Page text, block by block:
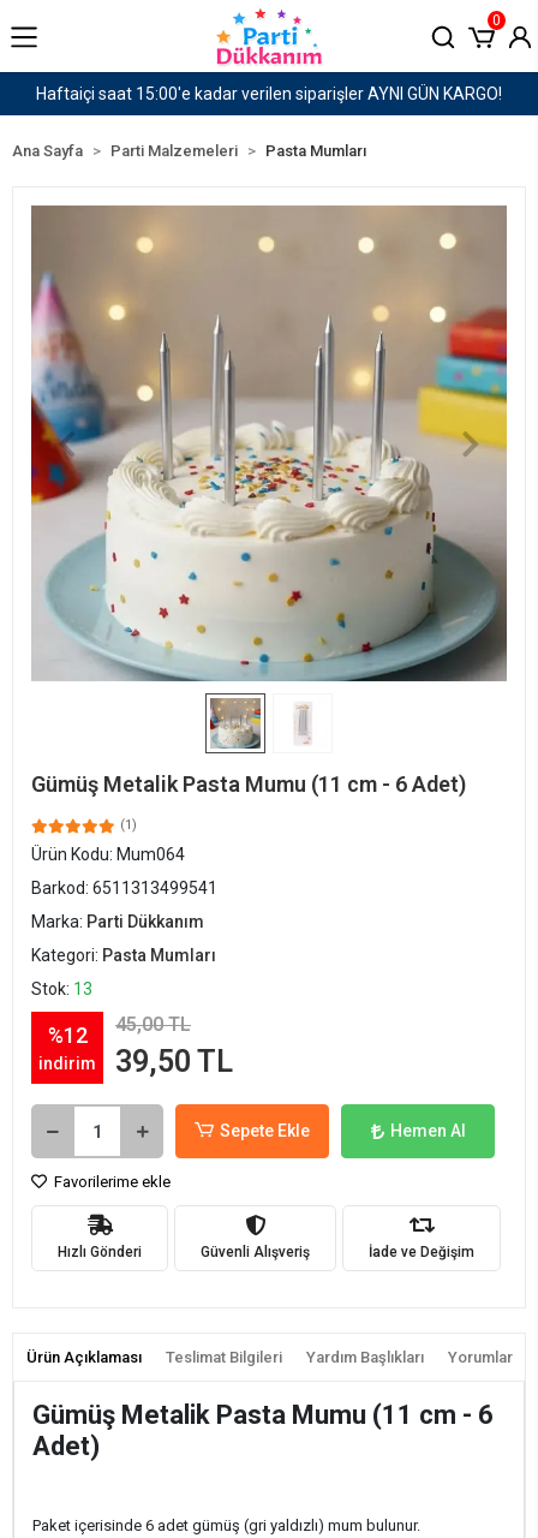
KARGO! 1500 TL ve Üzeri Kargo Ücretsiz!
0
Ana Sayfa Parti Malzemeleri Pasta Mumları
Gümüş Metalik Pasta Mumu (11 cm - 6 Adet)
(1)
Ürün Kodu: Mum064
Barkod: 6511313499541
Marka: Parti Dükkanım
Kategori: Pasta Mumları
Stok: 13
%12
indirim
45,00 TL
39,50 TL
Sepete Ekle Hemen Al
Favorilerime ekle
Hızlı Gönderi Güvenli Alışveriş İade ve Değişim
Ürün Açıklaması Teslimat Bilgileri Yardım Başlıkları Yorumlar
Gümüş Metalik Pasta Mumu (11 cm - 6
Adet)
Paket içerisinde 6 adet gümüş (gri yaldızlı) mum bulunur.